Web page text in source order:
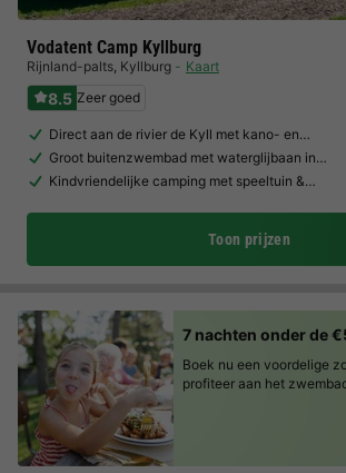
Vodatent Camp Kyllburg
Rijnland-palts, Kyllburg Kaart
8.5 Zeer goed
Direct aan de rivier de Kyll met kano- en…
Groot buitenzwembad met waterglijbaan in…
Kindvriendelijke camping met speeltuin &…
Toon prijzen
7 nachten onder de
Boek nu een voordelige
profiteer aan het